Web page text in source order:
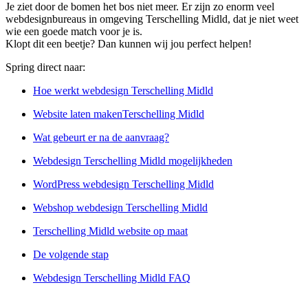
Je ziet door de bomen het bos niet meer. Er zijn zo enorm veel
webdesignbureaus in omgeving Terschelling Midld, dat je niet weet
wie een goede match voor je is.
Klopt dit een beetje? Dan kunnen wij jou perfect helpen!
Spring direct naar:
Hoe werkt webdesign Terschelling Midld
Website laten makenTerschelling Midld
Wat gebeurt er na de aanvraag?
Webdesign Terschelling Midld mogelijkheden
WordPress webdesign Terschelling Midld
Webshop webdesign Terschelling Midld
Terschelling Midld website op maat
De volgende stap
Webdesign Terschelling Midld FAQ